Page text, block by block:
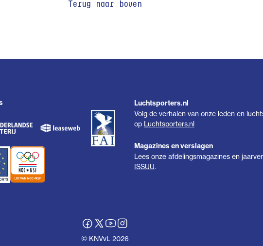
Terug naar boven
Luchtsporters.nl
Volg de verhalen van onze leden en
op Luchtsporters.nl
Magazines en verslagen
Lees onze afdelingsmagazines en
ISSUU.
© KNVvL 2026